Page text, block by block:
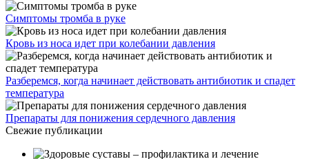
Симптомы тромба в руке
Кровь из носа идет при колебании давления
Разберемся, когда начинает действовать антибиотик и спадет
температура
Препараты для понижения сердечного давления
Свежие публикации